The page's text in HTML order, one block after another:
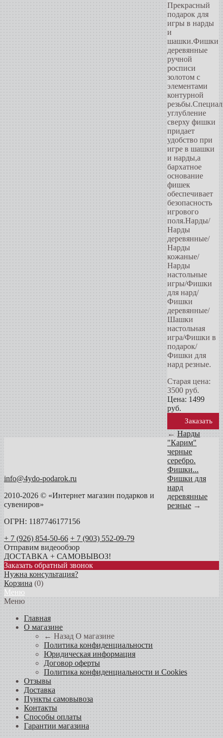
Прекрасный
подарок для
игры в нарды
и
шашки.Фишки
деревянные
ручной
росписи
золотом с
элементами
контурной
углубление
сверху фишки
придает
удобство при
игре в шашки
и нарды,а
бархатное
основание
фишек
обеспечивает
безопасность
игрового
поля.Нарды/
Нарды
деревянные/
Нарды
кожаные/
Нарды
настольные
игры/Фишки
для нард/
Фишки
деревянные/
Шашки
настольная
игра/Фишки в
подарок/
Фишки для
нард резные.
Старая цена:
3500 руб.
Цена: 1499
руб.
Заказать
← Нарды
"Карим"
черные
серебро.
Фишки...
Фишки для
нард
деревянные
резные →
info@4ydo-podarok.ru
2010-2026 © «Интернет магазин подарков и
сувениров»
ОГРН: 1187746177156
+ 7 (926) 854-50-66 + 7 (903) 552-09-79
Отправим видеообзор
ДОСТАВКА + САМОВЫВОЗ!
Заказать обратный звонок
Нужна консультация?
Корзина (0)
Меню
Меню
Главная
О магазине
← Назад О магазине
Политика конфиденциальности
Юридическая информация
Договор оферты
Политика конфиденциальности и Cookies
Отзывы
Доставка
Пункты самовывоза
Контакты
Способы оплаты
Гарантии магазина